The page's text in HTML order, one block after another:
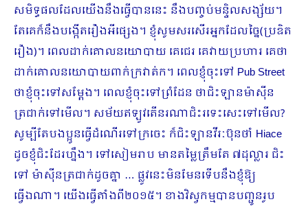
សមិទ្ធផលដែលយើងនឹងធ្វើបាននេះ នឹងបញ្ចប់មន្ទិលសង្ស័យ។
តែគេក៏នឹងបង្កើតរឿងអីផ្សេង។ ខ្ញុំសូមសរសើរអ្នកដែលច្នៃ(ប្រឌិត
រឿង)។ ពេលដាក់គោលនយោបាយ គេជេរ គេវាយប្រហារ គេថា
ដាក់គោលនយោបាយពាក់ក្រវាត់ក។ ពេលខ្ញុំចុះទៅ Pub Street
ថាខ្ញុំចុះទៅសម្ដែង។ ពេលខ្ញុំចុះទៅព្រំដែន ថាជិះឡានម៉ាស៊ីន
ត្រជាក់ទៅមើល។ សម័យឥឡូវតើនរណា​ជិះរទេះសេះទៅមើល?
សូម្បីតែបងប្អូនធ្វើដំណើរទៅក្រចេះ ក៏ជិះឡានវីរៈប៊ុនថាំ Hiace
ដូចខ្ញុំជិះដែរហ្នឹង។ ទៅសៀមរាប មានតម្លៃត្រឹមតែ ៧ដុល្លារ ជិះ
ទៅ ម៉ាស៊ីនត្រជាក់ដូចគ្នា … ផ្លូវនេះមិនមែនទើបនឹងខ្ញុំឱ្យ
ធ្វើឯណា។ យើងធ្វើតាំងពី២០១៥។ ខាងវិស្វកម្មបានបញ្ជូនរូប